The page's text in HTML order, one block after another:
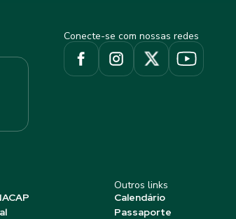
Conecte-se com nossas redes
Outros links
Calendário
Passaporte